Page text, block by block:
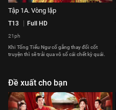
Tập 1A. Vòng lặp
T13 Full HD
21ph
Khi Tống Tiểu Ngư cố gắng thay đổi cốt
truyện thì sẽ trải qua vô số cái chết kỳ quái.
Đề xuất cho bạn